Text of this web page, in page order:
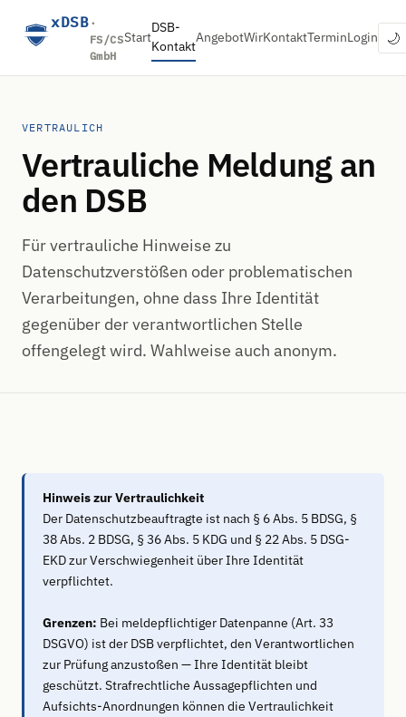
xDSB ·
FS/CS
GmbH
Start
DSB-
Kontakt
AngebotWirKontaktTerminLogin 🌙
VERTRAULICH
Vertrauliche Meldung an
den DSB
Für vertrauliche Hinweise zu
Datenschutzverstößen oder problematischen
Verarbeitungen, ohne dass Ihre Identität
gegenüber der verantwortlichen Stelle
offengelegt wird. Wahlweise auch anonym.
Hinweis zur Vertraulichkeit
Der Datenschutzbeauftragte ist nach § 6 Abs. 5 BDSG, §
38 Abs. 2 BDSG, § 36 Abs. 5 KDG und § 22 Abs. 5 DSG-
EKD zur Verschwiegenheit über Ihre Identität
verpflichtet.
Grenzen: Bei meldepflichtiger Datenpanne (Art. 33
DSGVO) ist der DSB verpflichtet, den Verantwortlichen
zur Prüfung anzustoßen — Ihre Identität bleibt
geschützt. Strafrechtliche Aussagepflichten und
Aufsichts-Anordnungen können die Vertraulichkeit